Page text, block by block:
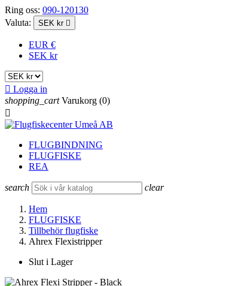
Ring oss: 090-120130
Valuta:
SEK kr 
EUR €
SEK kr
 Logga in
shopping_cart Varukorg (0)

FLUGBINDNING
FLUGFISKE
REA
search clear
Hem
FLUGFISKE
Tillbehör flugfiske
Ahrex Flexistripper
Slut i Lager